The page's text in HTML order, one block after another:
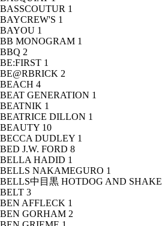
BASSCOUTUR 1
BAYCREW'S 1
BAYOU 1
BB MONOGRAM 1
BBQ 2
BE:FIRST 1
BE@RBRICK 2
BEACH 4
BEAT GENERATION 1
BEATNIK 1
BEATRICE DILLON 1
BEAUTY 10
BECCA DUDLEY 1
BED J.W. FORD 8
BELLA HADID 1
BELLS NAKAMEGURO 1
BELLS中目黒 HOTDOG AND SHAKE
BELT 3
BEN AFFLECK 1
BEN GORHAM 2